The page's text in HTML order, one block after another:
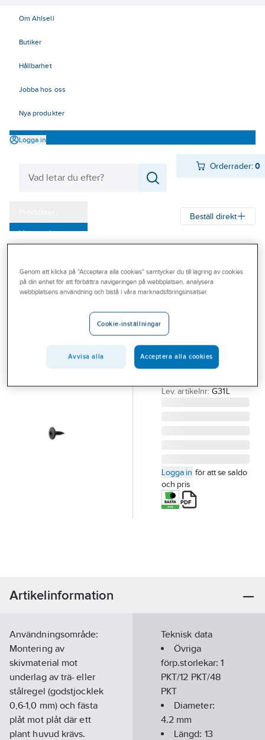
Om Ahlsell
Butiker
Hållbarhet
Jobba hos oss
Nya produkter
Logga in
Orderrader:0
Varumärken
Outlet
Branscher
Beställ direkt
GRABBER
Montageskruv
Grabber
fosfaterad
MONTAGESKRUV
GRABBER 31 4.2X13
1000/FP
Lev. artikelnr: G31L
Logga in för att se saldo
och pris
Artikelinformation
Användningsområde:
Montering av
skivmaterial mot
underlag av trä- eller
stålregel (godstjocklek
0,6-1,0 mm) och fästa
plåt mot plåt där ett
plant huvud krävs.
Teknisk data
Övriga
förp.storlekar:1
PKT/12 PKT/48
PKT
Diameter:
4.2 mm
Längd: 13
Genom att klicka på "Acceptera alla cookies" samtycker du till lagring av cookies
på din enhet för att förbättra navigeringen på webbplatsen, analysera
webbplatsens användning och bistå i våra marknadsföringsinsatser.
Cookie-inställningar
Avvisa alla Acceptera alla cookies